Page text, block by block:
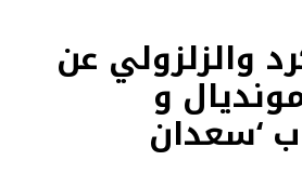
والزلزولي عن
و
‘سعدان